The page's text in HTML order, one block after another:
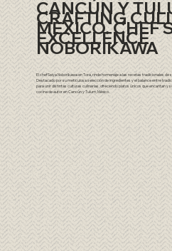
CANCÚN Y
MEXICO. CHEF
NOBORIKAWA
CRAFTING
EXCELLENCE
El chef Seiya Noborikawa en Tora, rinde homenaje a las recetas tradicionales de
Destacado por su meticulosa selección de ingredientes y el balance entre
para unir distintas culturas culinarias, ofreciendo platos únicos que encantan y
cocina de autor en Cancún y Tulum, México.